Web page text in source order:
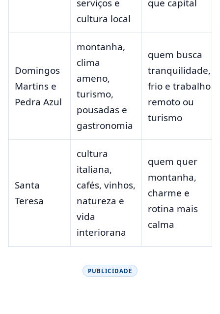
serviços e
cultura local
que capital
Domingos
Martins e
Pedra Azul
montanha,
clima
ameno,
turismo,
pousadas e
gastronomia
quem busca
tranquilidade,
frio e trabalho
remoto ou
turismo
Santa
Teresa
cultura
italiana,
cafés, vinhos,
natureza e
vida
interiorana
quem quer
montanha,
charme e
rotina mais
calma
PUBLICIDADE